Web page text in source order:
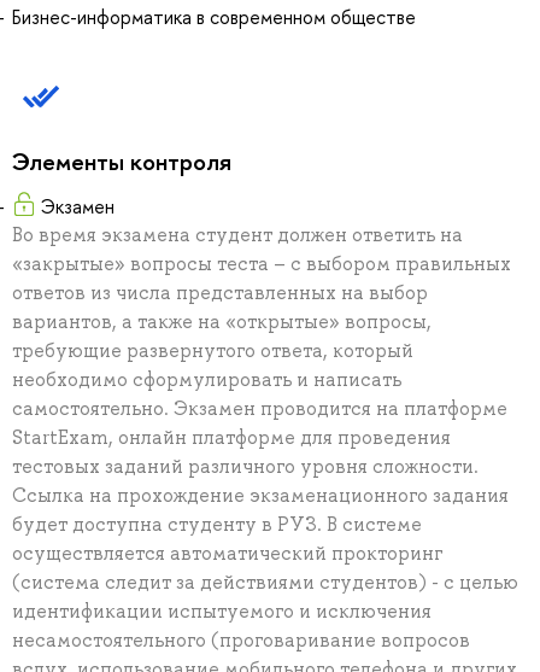
Бизнес-информатика в современном обществе
Элементы контроля
Экзамен
Во время экзамена студент должен ответить на
«закрытые» вопросы теста – с выбором правильных
ответов из числа представленных на выбор
вариантов, а также на «открытые» вопросы,
требующие развернутого ответа, который
необходимо сформулировать и написать
самостоятельно. Экзамен проводится на платформе
StartExam, онлайн платформе для проведения
тестовых заданий различного уровня сложности.
Ссылка на прохождение экзаменационного задания
будет доступна студенту в РУЗ. В системе
осуществляется автоматический прокторинг
(система следит за действиями студентов) - с целью
идентификации испытуемого и исключения
несамостоятельного (проговаривание вопросов